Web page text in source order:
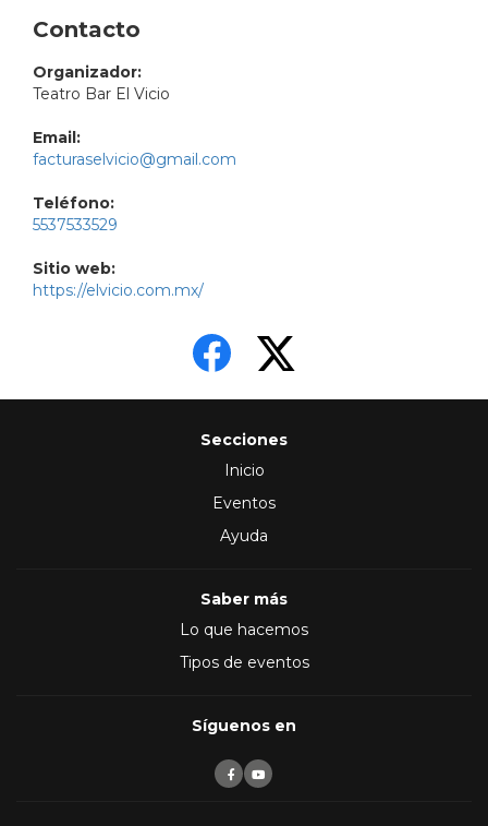
Contacto
Organizador:
Teatro Bar El Vicio
Email:
facturaselvicio@gmail.com
Teléfono:
5537533529
Sitio web:
https://elvicio.com.mx/
Secciones
Inicio
Eventos
Ayuda
Saber más
Lo que hacemos
Tipos de eventos
Síguenos en